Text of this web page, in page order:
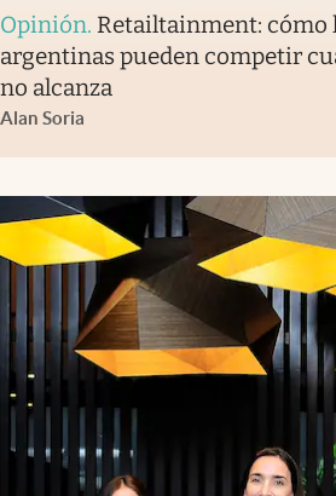
Opinión. Retailtainment: cómo
argentinas pueden competir
no alcanza
Alan Soria